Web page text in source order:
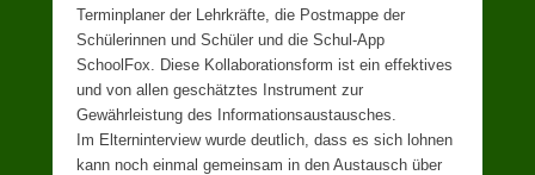
Terminplaner der Lehrkräfte, die Postmappe der
Schülerinnen und Schüler und die Schul-App
SchoolFox. Diese Kollaborationsform ist ein effektives
und von allen geschätztes Instrument zur
Gewährleistung des Informationsaustausches.
Im Elterninterview wurde deutlich, dass es sich lohnen
kann noch einmal gemeinsam in den Austausch über